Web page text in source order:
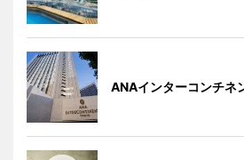
ANAインターコンチネ